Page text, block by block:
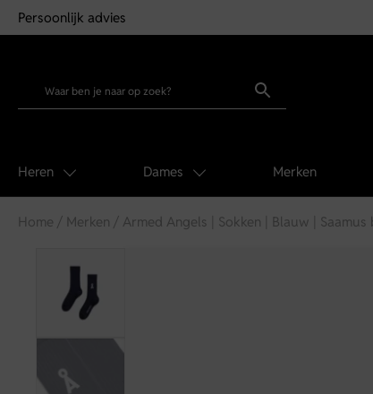
Persoonlijk advies
Heren Dames Merken
Home / Merken / Armed Angels | Sokken | Blauw | Saamus